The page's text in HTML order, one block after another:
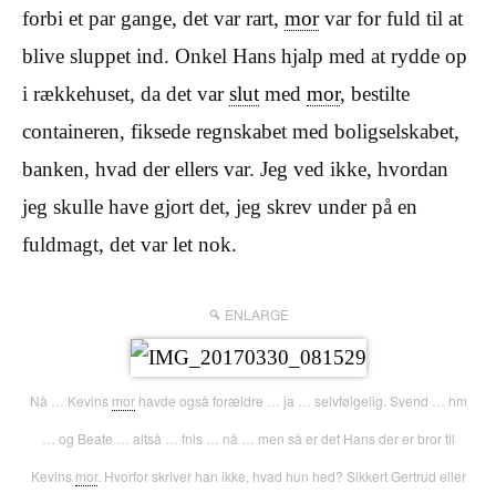
forbi et par gange, det var rart, morvar for fuld til at
blive sluppet ind. Onkel Hans hjalp med at rydde op
i rækkehuset, da det varslut med mor, bestilte
containeren, fiksede regnskabet med boligselskabet,
banken, hvad der ellers var. Jeg ved ikke, hvordan
jeg skulle have gjort det, jeg skrev under på en
fuldmagt, det var let nok.
ENLARGE
Nå … Kevins morhavde også forældre … ja … selvfølgelig. Svend … hm
… og Beate … altså … fnis … nå … men så er det Hans der er bror til
Kevins mor. Hvorfor skriver han ikke, hvad hun hed? Sikkert Gertrud eller